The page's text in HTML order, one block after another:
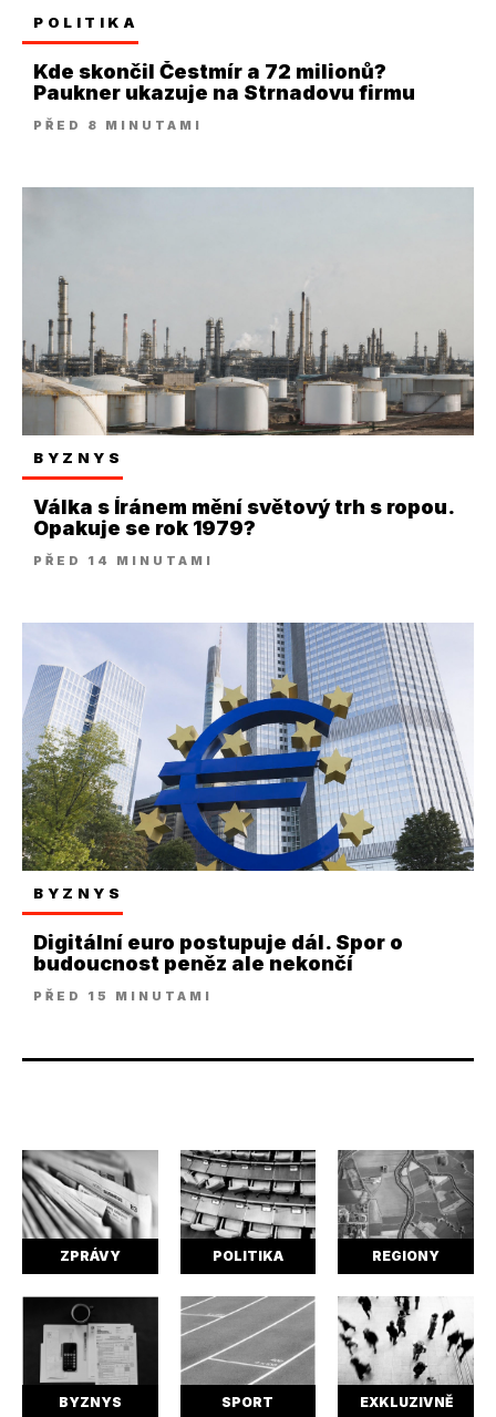
POLITIKA
Kde skončil Čestmír a 72 milionů?
Paukner ukazuje na Strnadovu firmu
PŘED 8 MINUTAMI
BYZNYS
Válka s Íránem mění světový trh s ropou.
Opakuje se rok 1979?
PŘED 14 MINUTAMI
BYZNYS
Digitální euro postupuje dál. Spor o
budoucnost peněz ale nekončí
PŘED 15 MINUTAMI
ZPRÁVY POLITIKA REGIONY
BYZNYS SPORT EXKLUZIVNĚ